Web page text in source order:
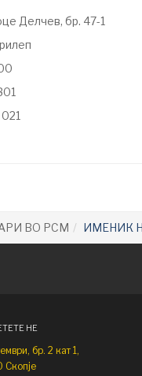
Делчев, бр. 47-1
ВО РСМ ИМЕНИК
НЕ
бр. 2 кат 1,
Скопје